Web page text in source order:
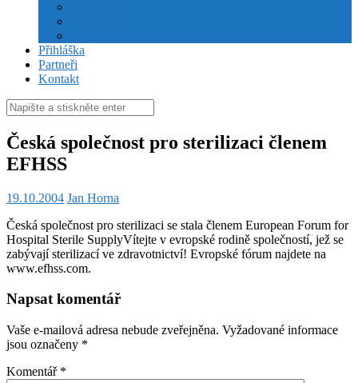
Přihláška
Partneři
Kontakt
Hledat:
Česká společnost pro sterilizaci členem
EFHSS
19.10.2004 Jan Horna
Česká společnost pro sterilizaci se stala členem European Forum for
Hospital Sterile SupplyVítejte v evropské rodině společností, jež se
zabývají sterilizací ve zdravotnictví! Evropské fórum najdete na
www.efhss.com.
Napsat komentář
Vaše e-mailová adresa nebude zveřejněna. Vyžadované informace
jsou označeny *
Komentář *